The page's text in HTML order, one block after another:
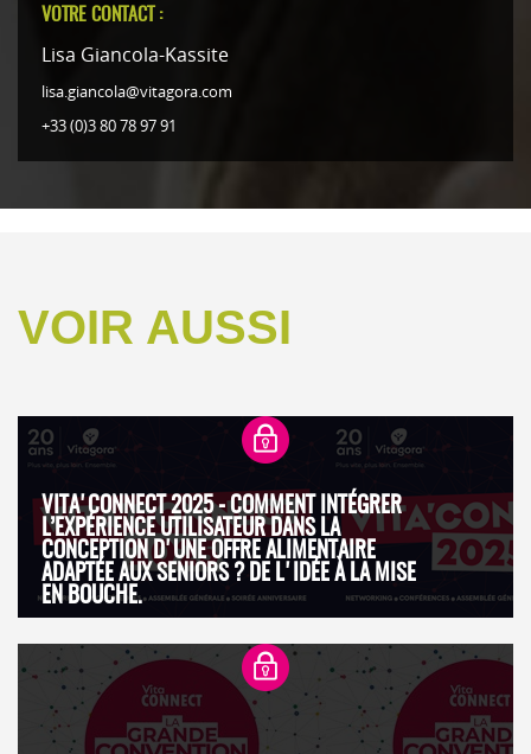
VOTRE CONTACT :
Lisa Giancola-Kassite
lisa.giancola@vitagora.com
+33 (0)3 80 78 97 91
VOIR AUSSI
VITA'CONNECT 2025 - COMMENT INTÉGRER
L’EXPÉRIENCE UTILISATEUR DANS LA
CONCEPTION D'UNE OFFRE ALIMENTAIRE
ADAPTÉE AUX SENIORS ? DE L'IDÉE À LA MISE
EN BOUCHE.